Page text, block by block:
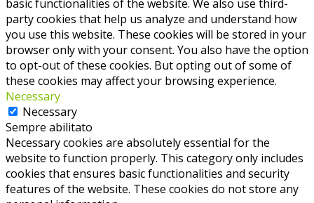
basic functionalities of the website. We also use third-
party cookies that help us analyze and understand how
you use this website. These cookies will be stored in your
browser only with your consent. You also have the option
to opt-out of these cookies. But opting out of some of
these cookies may affect your browsing experience.
Necessary
Necessary
Sempre abilitato
Necessary cookies are absolutely essential for the
website to function properly. This category only includes
cookies that ensures basic functionalities and security
features of the website. These cookies do not store any